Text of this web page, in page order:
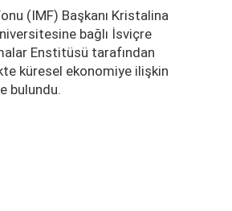
(IMF) Başkanı Kristalina
bağlı İsviçre
Enstitüsü tarafından
küresel ekonomiye ilişkin
bulundu.